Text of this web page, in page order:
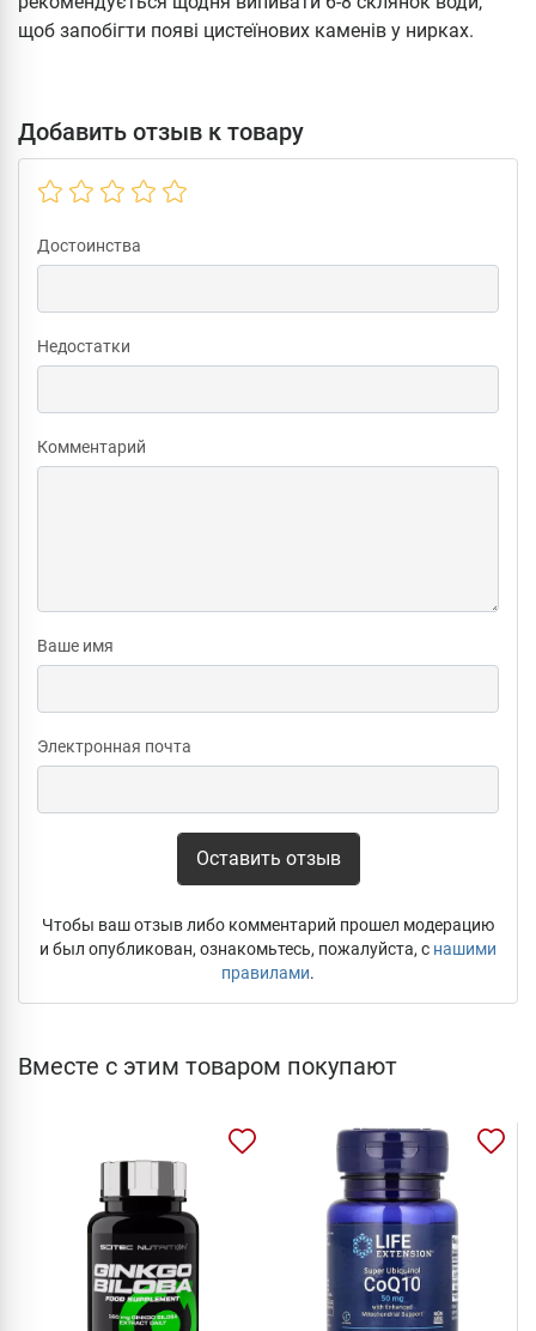
щоб запобігти появі цистеїнових каменів у нирках.
Добавить отзыв к товару
Достоинства
Недостатки
Комментарий
Ваше имя
Электронная почта
Оставить отзыв
Чтобы ваш отзыв либо комментарий прошел модерацию
и был опубликован, ознакомьтесь, пожалуйста, с нашими
правилами.
Вместе с этим товаром покупают